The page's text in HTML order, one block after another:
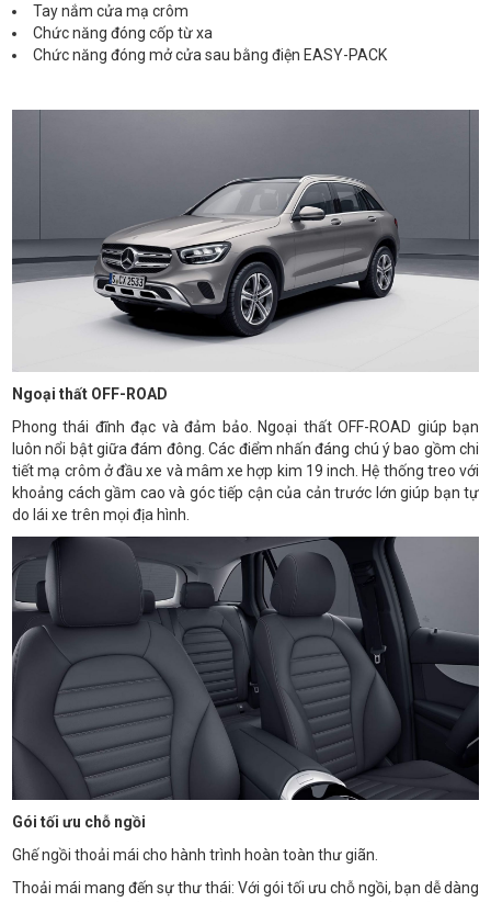
Tay nắm cửa mạ crôm
Chức năng đóng cốp từ xa
Chức năng đóng mở cửa sau bằng điện EASY-PACK
Ngoại thất OFF-ROAD
Phong thái đĩnh đạc và đảm bảo. Ngoại thất OFF-ROAD giúp bạn
luôn nổi bật giữa đám đông. Các điểm nhấn đáng chú ý bao gồm chi
tiết mạ crôm ở đầu xe và mâm xe hợp kim 19 inch. Hệ thống treo với
khoảng cách gầm cao và góc tiếp cận của cản trước lớn giúp bạn tự
do lái xe trên mọi địa hình.
Gói tối ưu chỗ ngồi
Ghế ngồi thoải mái cho hành trình hoàn toàn thư giãn.
Thoải mái mang đến sự thư thái: Với gói tối ưu chỗ ngồi, bạn dễ dàng